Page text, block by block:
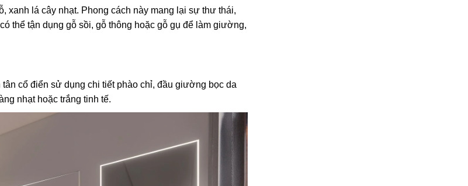
xanh lá cây nhạt. Phong cách này mang lại sự thư thái,
thể tận dụng gỗ sồi, gỗ thông hoặc gỗ gụ để làm giường,
cổ điển sử dụng chi tiết phào chỉ, đầu giường bọc da
nhạt hoặc trắng tinh tế.